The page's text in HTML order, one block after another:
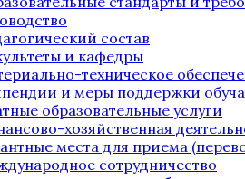
состав
и кафедры
техническое
и меры поддержки
образовательные услуги
хозяйственная
места для приема
сотрудничество